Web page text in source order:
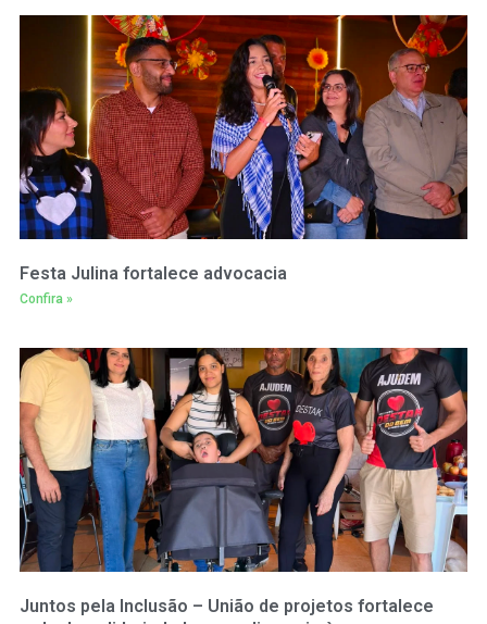
Festa Julina fortalece advocacia
Confira »
Juntos pela Inclusão – União de projetos fortalece